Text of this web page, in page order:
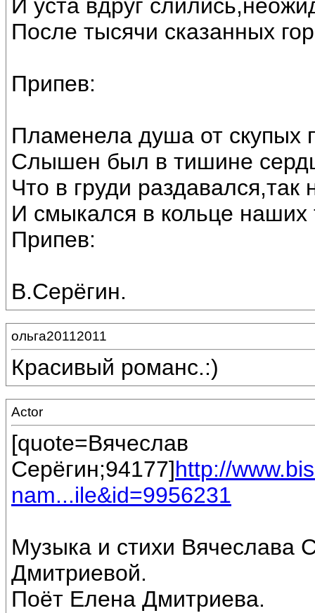
И уста вдруг
После тысячи сказанных
Припев:
Пламенела душа от скупых
Слышен был в тишине
Что в груди раздавался,так
И смыкался в кольце наших
Припев:
В.Серёгин.
ольга20112011
Красивый романс.:)
Actor
[quote=Вячеслав
Серёгин;94177]http://
nam...ile&id=9956231
Музыка и стихи Вячеслава
Дмитриевой.
Поёт Елена Дмитриева.